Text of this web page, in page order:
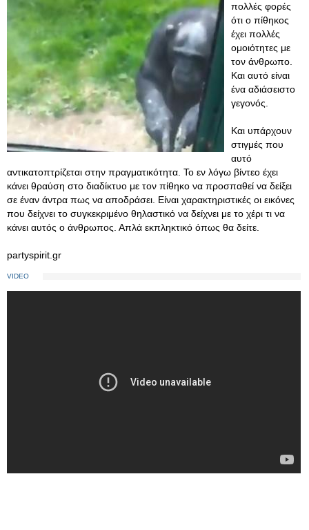
πολλές φορές
ότι ο πίθηκος
έχει πολλές
ομοιότητες με
τον άνθρωπο.
Και αυτό είναι
ένα αδιάσειστο
γεγονός.
Και υπάρχουν
στιγμές που
αυτό
αντικατοπτρίζεται στην πραγματικότητα. Το εν λόγω βίντεο έχει
κάνει θραύση στο διαδίκτυο με τον πίθηκο να προσπαθεί να δείξει
σε έναν άντρα πως να αποδράσει. Είναι χαρακτηριστικές οι εικόνες
που δείχνει το συγκεκριμένο θηλαστικό να δείχνει με το χέρι τι να
κάνει αυτός ο άνθρωπος. Απλά εκπληκτικό όπως θα δείτε.
partyspirit.gr
VIDEO